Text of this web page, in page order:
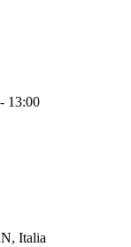
13:00
Italia